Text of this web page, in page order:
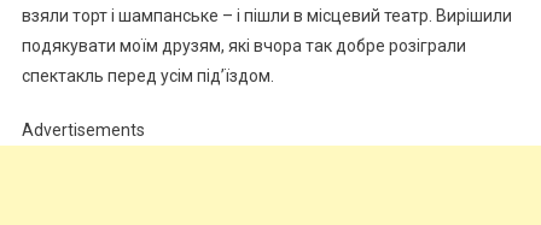
взяли торт і шампанське – і пішли в місцевий театр. Вирішили
подякувати моїм друзям, які вчора так добре розіграли
спектакль перед усім під’їздом.
Advertisements